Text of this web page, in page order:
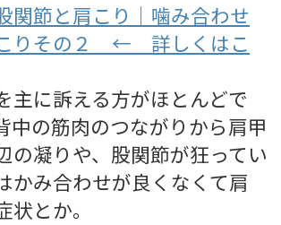
関節と肩こり｜噛み合わせ
りその２ ← 詳しくはこ
主に訴える方がほとんどで
中の筋肉のつながりから肩甲
の凝りや、股関節が狂ってい
かみ合わせが良くなくて肩
状とか。